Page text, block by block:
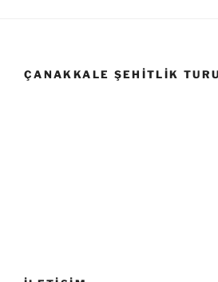
ÇANAKKALE ŞEHITLIK